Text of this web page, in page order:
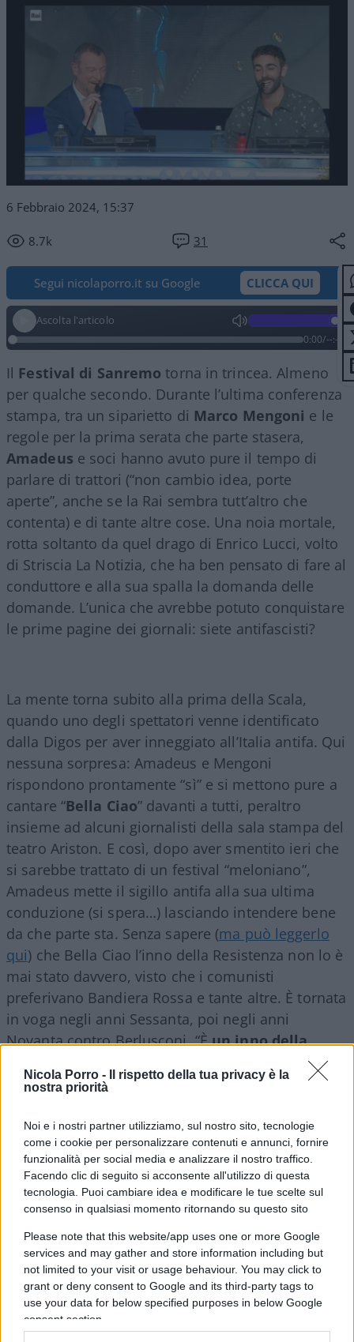
Nicola Porro -
Il rispetto della tua privacy è la
nostra priorità
Noi e i nostri partner utilizziamo, sul nostro sito, tecnologie
come i cookie per personalizzare contenuti e annunci, fornire
funzionalità per social media e analizzare il nostro traffico.
Facendo clic di seguito si acconsente all'utilizzo di questa
tecnologia. Puoi cambiare idea e modificare le tue scelte sul
consenso in qualsiasi momento ritornando su questo sito
Please note that this website/app uses one or more Google
services and may gather and store information including but
not limited to your visit or usage behaviour. You may click to
grant or deny consent to Google and its third-party tags to
use your data for below specified purposes in below Google
consent section.
6 Febbraio 2024, 15:37
8.7k 31
Segui nicolaporro.it su Google CLICCA QUI
Ascolta l'articolo
0:00/--:--
Il Festival di Sanremo torna in trincea. Almeno
per qualche secondo. Durante l’ultima conferenza
stampa, tra un siparietto di Marco Mengoni e le
regole per la prima serata che parte stasera,
Amadeus e soci hanno avuto pure il tempo di
parlare di trattori (“non cambio idea, porte
aperte”, anche se la Rai sembra tutt’altro che
contenta) e di tante altre cose. Una noia mortale,
rotta soltanto da quel drago di Enrico Lucci, volto
di Striscia La Notizia, che ha ben pensato di fare al
conduttore e alla sua spalla la domanda delle
domande. L’unica che avrebbe potuto conquistare
le prime pagine dei giornali: siete antifascisti?
La mente torna subito alla prima della Scala,
quando uno degli spettatori venne identificato
dalla Digos per aver inneggiato all’Italia antifa. Qui
nessuna sorpresa: Amadeus e Mengoni
rispondono prontamente “sì” e si mettono pure a
cantare “Bella Ciao” davanti a tutti, peraltro
insieme ad alcuni giornalisti della sala stampa del
teatro Ariston. E così, dopo aver smentito ieri che
si sarebbe trattato di un festival “meloniano”,
Amadeus mette il sigillo antifa alla sua ultima
conduzione (si spera…) lasciando intendere bene
da che parte sta. Senza sapere (ma può leggerlo
qui) che Bella Ciao l’inno della Resistenza non lo è
mai stato davvero, visto che i comunisti
preferivano Bandiera Rossa e tante altre. È tornata
in voga negli anni Sessanta, poi negli anni
Novanta contro Berlusconi. “Èun inno della
Alessandro Gnocchi– che con la libertà non ha
Leggi anche:
Oddio, che strazio: torna l’immenso niente di
Sanremo (pagato bene)
La conferenza stampa, come detto, ha anche
offerto l’opportunità ad Amadeus di esprimere la
propria apertura verso il dibattito su temi sociali e